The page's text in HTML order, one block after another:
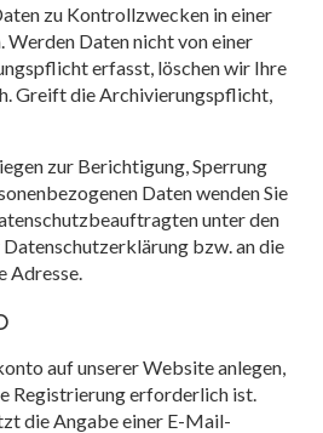
zu Kontrollzwecken in einer
Werden Daten nicht von einer
erfasst, löschen wir Ihre
Greift die Archivierungspflicht,
zur Berichtigung, Sperrung
Daten wenden Sie
unter den
bzw. an die
Adresse.
auf unserer Website anlegen,
Registrierung erforderlich ist.
die Angabe einer E-Mail-